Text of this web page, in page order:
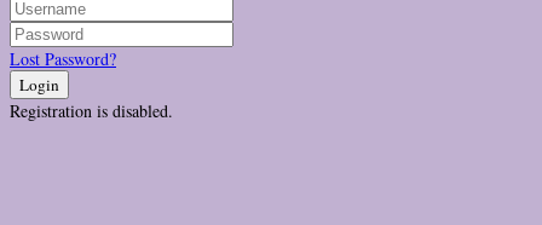
Lost Password?
Login
Registration is disabled.